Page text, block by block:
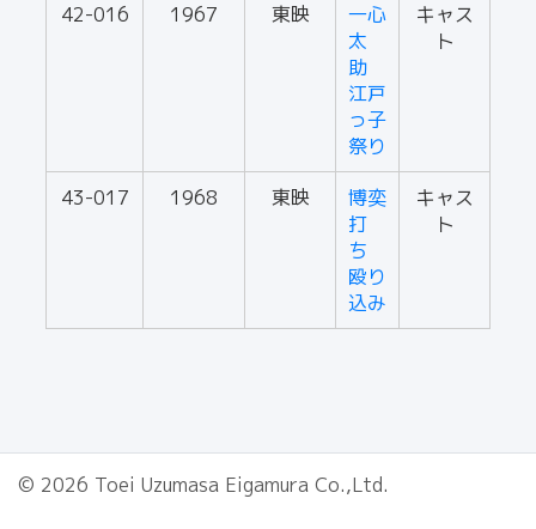
42-016
1967 東映
一心
太
助
江戸
っ子
祭り
キャス
ト
43-017 1968 東映
博奕
打
ち
殴り
込み
キャス
ト
© 2026 Toei Uzumasa Eigamura Co.,Ltd.